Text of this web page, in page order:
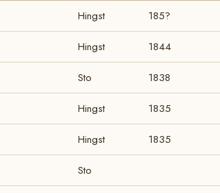
Hingst 185?
Hingst 1844
Sto 1838
Hingst 1835
Hingst 1835
Sto